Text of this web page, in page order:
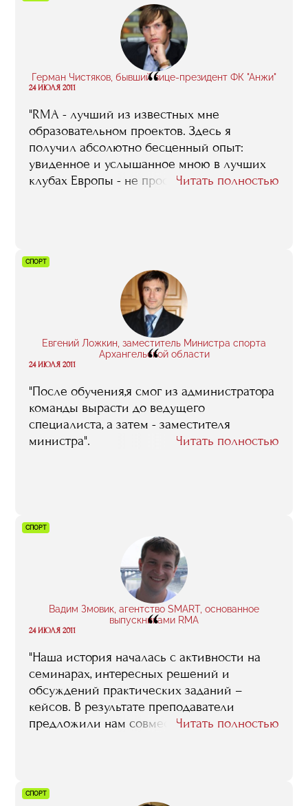
Герман Чистяков, бывший вице-президент ФК "Анжи"
“
24 ИЮЛЯ 2011
"RMA - лучший из известных мне
образовательном проектов. Здесь я
получил абсолютно бесценный опыт:
увиденное и услышанное мною в лучших
клубах Европы - не просто набор шаблонов,
Читать полностью
СПОРТ
Евгений Ложкин, заместитель Министра спорта
Архангельской области
“
24 ИЮЛЯ 2011
"После обучения,я смог из администратора
команды вырасти до ведущего
специалиста, а затем - заместителя
министра".
Читать полностью
СПОРТ
Вадим Змовик, агентство SMART, основанное
выпускниками RMA
“
24 ИЮЛЯ 2011
"Наша история началась с активности на
семинарах, интересных решений и
обсуждений практических заданий –
кейсов. В результате преподаватели
предложили нам совместно реализовать
Читать полностью
СПОРТ